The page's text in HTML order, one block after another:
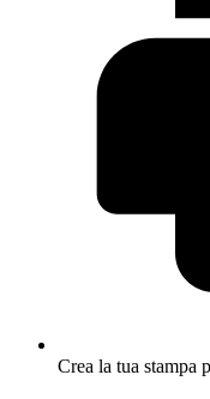
Crea la tua stampa